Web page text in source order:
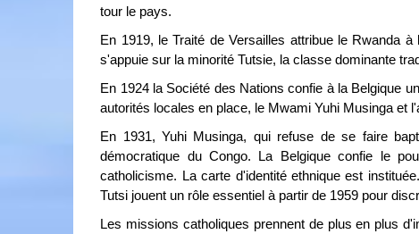
tour le pays.
En 1919, le Traité de Versailles attribue le Rwanda
s'appuie sur la minorité Tutsie, la classe dominante
En 1924 la Société des Nations confie à la Belgique
autorités locales en place, le Mwami Yuhi Musinga et
En 1931, Yuhi Musinga, qui refuse de se faire
démocratique du Congo. La Belgique confie le
catholicisme. La carte d'identité ethnique est
Tutsi jouent un rôle essentiel à partir de 1959 pour
Les missions catholiques prennent de plus en plus